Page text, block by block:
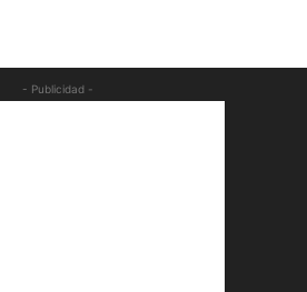
- Publicidad -